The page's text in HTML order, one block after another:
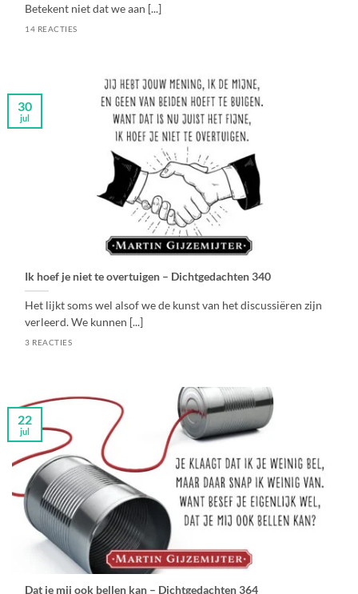
Betekent niet dat we aan [...]
14 REACTIES
Ik hoef je niet te overtuigen – Dichtgedachten 340
Het lijkt soms wel alsof we de kunst van het discussiëren zijn
verleerd. We kunnen [...]
3 REACTIES
30
jul
Dat je mij ook bellen kan – Dichtgedachten 364
22
jul